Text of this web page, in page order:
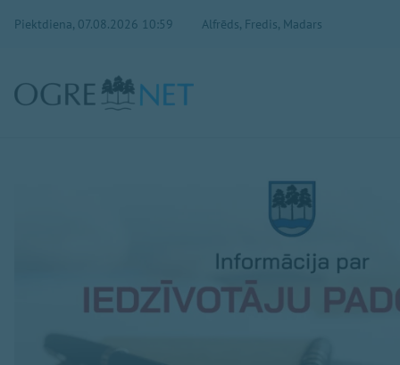
Piektdiena, 07.08.2026 10:59 Alfrēds, Fredis, Madars